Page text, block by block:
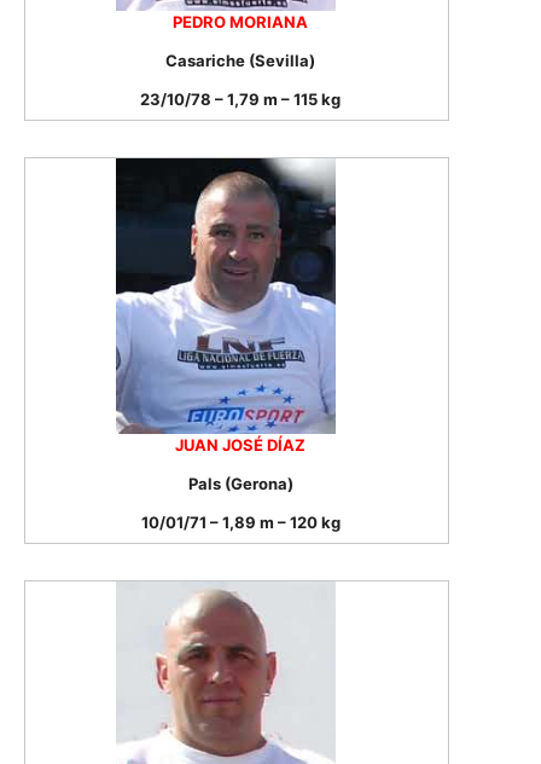
PEDRO MORIANA
Casariche (Sevilla)
23/10/78 – 1,79 m – 115 kg
JUAN JOSÉ DÍAZ
Pals (Gerona)
10/01/71 – 1,89 m – 120 kg